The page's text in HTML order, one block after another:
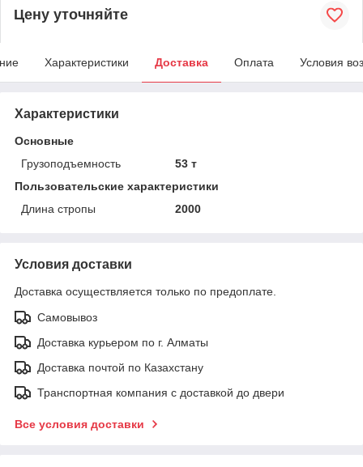
Цену уточняйте
Характеристики Доставка Оплата Условия
Характеристики
Основные
Грузоподъемность
53 т
Пользовательские характеристики
Длина стропы
2000
Условия доставки
Доставка осуществляется только по предоплате.
Самовывоз
Доставка курьером по г. Алматы
Доставка почтой по Казахстану
Транспортная компания с доставкой до двери
Все условия доставки